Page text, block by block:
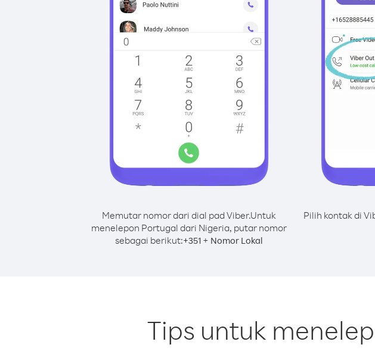
Memutar nomor dari dial pad Viber.Untuk
menelepon Portugal dari Nigeria, putar nomor
sebagai berikut:+351 + Nomor Lokal
Pilih kontak di
Tips untuk